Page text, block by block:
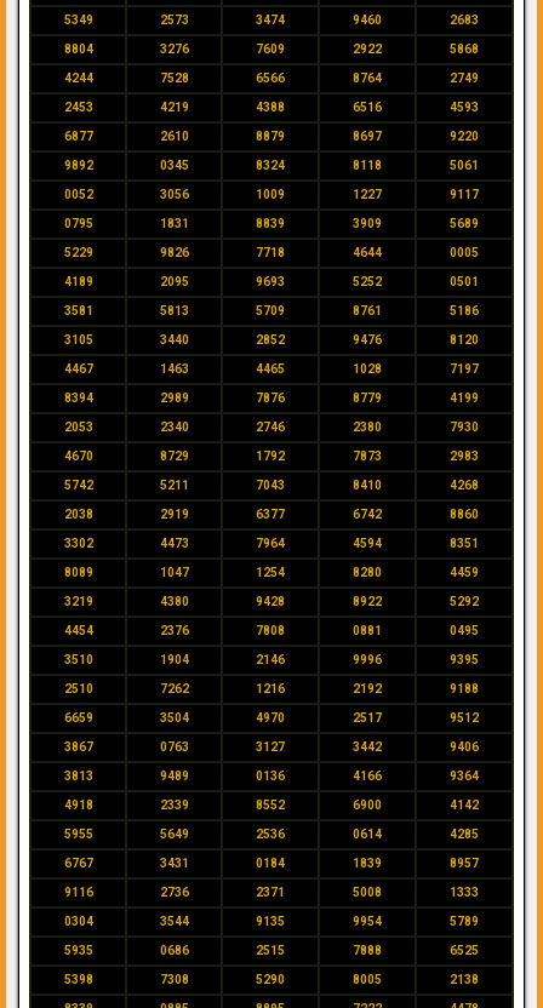
5349 2573 3474 9460 2683
8804 3276 7609 2922 5868
4244 7528 6566 8764 2749
2453 4219 4388 6516 4593
6877 2610 8879 8697 9220
9892 0345 8324 8118 5061
0052 3056 1009 1227 9117
0795 1831 8839 3909 5689
5229 9826 7718 4644 0005
4189 2095 9693 5252 0501
3581 5813 5709 8761 5186
3105 3440 2852 9476 8120
4467 1463 4465 1028 7197
8394 2989 7876 8779 4199
2053 2340 2746 2380 7930
4670 8729 1792 7873 2983
5742 5211 7043 8410 4268
2038 2919 6377 6742 8860
3302 4473 7964 4594 8351
8089 1047 1254 8280 4459
3219 4380 9428 8922 5292
4454 2376 7808 0881 0495
3510 1904 2146 9996 9395
2510 7262 1216 2192 9188
6659 3504 4970 2517 9512
3867 0763 3127 3442 9406
3813 9489 0136 4166 9364
4918 2339 8552 6900 4142
5955 5649 2536 0614 4285
6767 3431 0184 1839 8957
9116 2736 2371 5008 1333
0304 3544 9135 9954 5789
5935 0686 2515 7888 6525
5398 7308 5290 8005 2138